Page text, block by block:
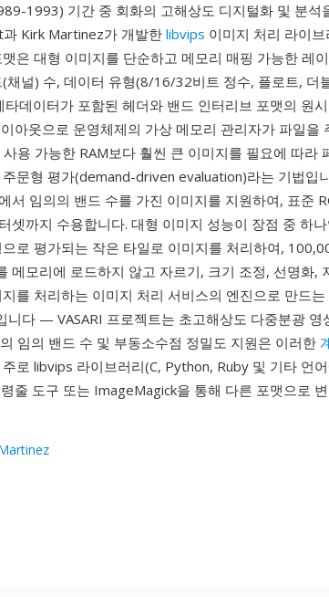
1993) 기간 중 회화의 고해상도 디지털화 및 분석
Kirk Martinez가 개발한 libvips 이미지 처리 라이
은 대형 이미지를 단순하고 메모리 매핑 가능한 레
널) 수, 데이터 유형(8/16/32비트 정수, 플로트, 더
데이터가 포함된 헤더와 밴드 인터리브 포맷의 원
아웃으로 운영체제의 가상 메모리 관리자가 파일을
용 가능한 RAM보다 훨씬 큰 이미지를 필요에 따라
문형 평가(demand-driven evaluation)라는 기법입
서 임의의 밴드 수를 가진 이미지를 지원하여, 표준
셋까지 수용합니다. 대형 이미지 성능이 장점 중 하
로 평가되는 작은 타일로 이미지를 처리하여,
메모리에 로드하지 않고 자르기, 크기 조정, 선명화,
를 처리하는 이미지 처리 서비스의 엔진으로 만드는
니다 — VASARI 프로젝트는 초고해상도 다중분광 영
임의 밴드 수 및 부동소수점 정밀도 지원은 이러한
로 libvips 라이브러리(C, Python, Ruby 및 기타 언
줄 도구 또는 ImageMagick을 통해 다른 포맷으로